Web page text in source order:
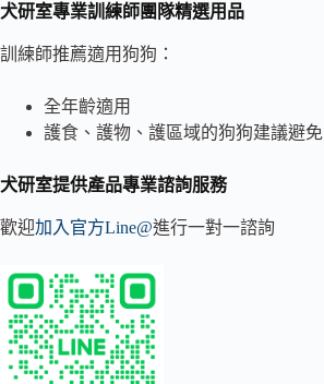
犬研室專業訓練師團隊精選用品
訓練師推薦適用狗狗：
全年齡適用
護食、護物、護區域的狗狗建議避免
犬研室提供產品專業諮詢服務
歡迎加入官方Line@進行一對一諮詢